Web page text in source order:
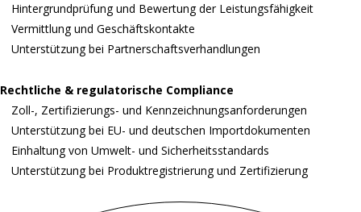
Hintergrundprüfung und Bewertung der Leistungsfähigkeit
Vermittlung und Geschäftskontakte
Unterstützung bei Partnerschaftsverhandlungen
Rechtliche & regulatorische Compliance
Zoll-, Zertifizierungs- und Kennzeichnungsanforderungen
Unterstützung bei EU- und deutschen Importdokumenten
Einhaltung von Umwelt- und Sicherheitsstandards
Unterstützung bei Produktregistrierung und Zertifizierung